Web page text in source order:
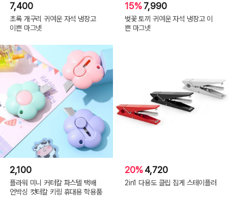
7,400
초록 개구리 귀여운 자석 냉장고
이쁜 마그넷
15%7,990
벚꽃 토끼 귀여운 자석 냉장고 이
쁜 마그넷
2,100
플라워 미니 커터칼 파스텔 택배
언박싱 컷터칼 키링 휴대용 학용품
20%4,720
2in1 다용도 클립 집게 스테이플러